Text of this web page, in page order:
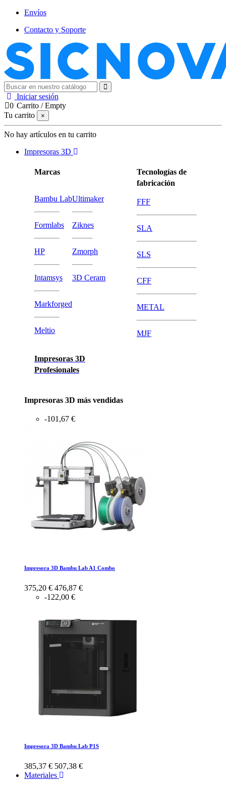
Envíos
Contacto y Soporte
Iniciar sesión
0 Carrito /Empty
Tu carrito
×
No hay artículos en tu carrito
Impresoras 3D
Marcas
Bambu Lab
Formlabs
HP
Intamsys
Markforged
Meltio
Ultimaker
Ziknes
Zmorph
3D Ceram
Impresoras 3D
Profesionales
Tecnologías de
fabricación
FFF
SLA
SLS
CFF
METAL
MJF
Impresoras 3D más vendidas
-101,67 €
Impresora 3D Bambu Lab A1 Combo
375,20 € 476,87 €
-122,00 €
Impresora 3D Bambu Lab P1S
385,37 € 507,38 €
Materiales